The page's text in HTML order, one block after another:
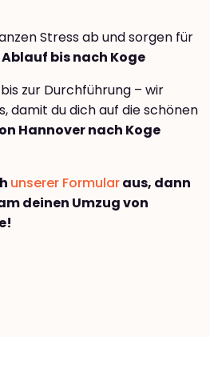
Stress ab und sorgen für
bis nach Koge
zur Durchführung – wir
damit du dich auf die schönen
Hannover nach Koge
unserer Formularaus, dann
deinen Umzug von